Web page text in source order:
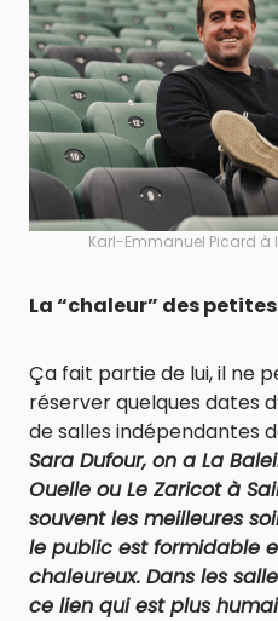
Karl-Emmanuel Picard à
La “chaleur” des
Ça fait partie de lui, il ne
réserver quelques dates
de salles indépendantes
Sara Dufour, on a La
Ouelle ou Le Zaricot à
souvent les meilleures
le public est formidable
chaleureux. Dans les
ce lien qui est plus